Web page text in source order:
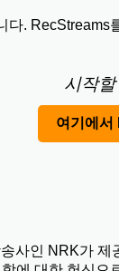
다.
시작
여기에서
사인 NRK가